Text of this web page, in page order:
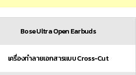
Bose Ultra Open Earbuds
เครื่องทำลายเอกสารแบบ Cross-Cut